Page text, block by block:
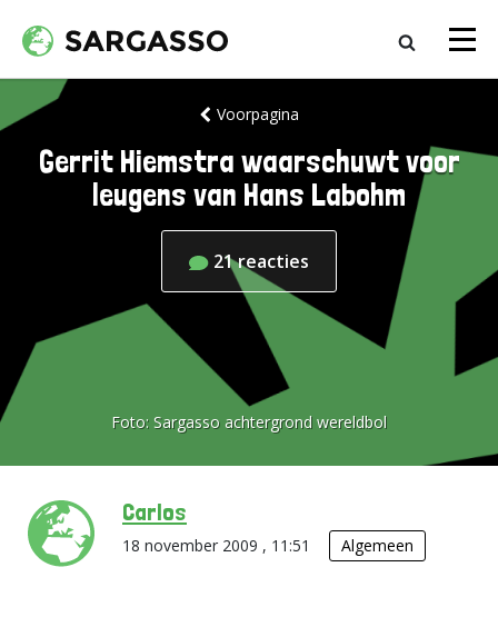
Voorpagina
Gerrit Hiemstra waarschuwt voor
leugens van Hans Labohm
21reacties
Foto: Sargasso achtergrond wereldbol
Carlos
18 november 2009 , 11:51 Algemeen